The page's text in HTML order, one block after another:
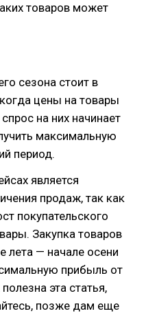
товаров может
сезона стоит в
цены на товары
на них начинает
максимальную
период.
является
продаж, так как
покупательского
Закупка товаров
лета — начале осени
прибыль от
эта статья,
позже дам еще